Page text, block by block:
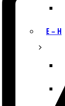
E – H